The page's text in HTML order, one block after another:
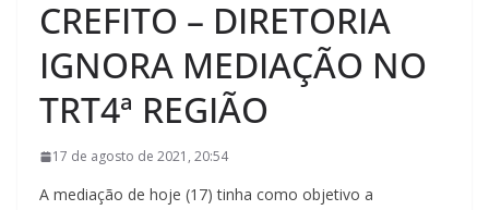
CREFITO – DIRETORIA
IGNORA MEDIAÇÃO NO
TRT4ª REGIÃO
17 de agosto de 2021, 20:54
A mediação de hoje (17) tinha como objetivo a